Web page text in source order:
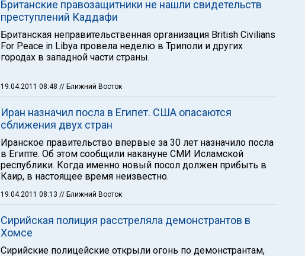
Британские правозащитники не нашли свидетельств
преступлений Каддафи
Британская неправительственная организация British Civilians
For Peace in Libya провела неделю в Триполи и других
городах в западной части страны.
19.04.2011 08:48 // Ближний Восток
Иран назначил посла в Египет. США опасаются
сближения двух стран
Иранское правительство впервые за 30 лет назначило посла
в Египте. Об этом сообщили накануне СМИ Исламской
республики. Когда именно новый посол должен прибыть в
Каир, в настоящее время неизвестно.
19.04.2011 08:13 // Ближний Восток
Сирийская полиция расстреляла демонстрантов в
Хомсе
Сирийские полицейские открыли огонь по демонстрантам,